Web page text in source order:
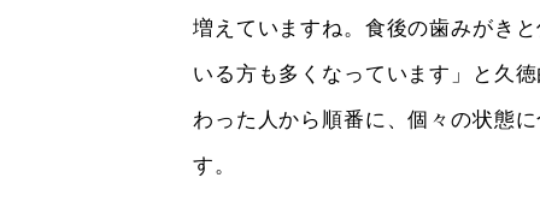
増えていますね。食後の歯みがき
いる方も多くなっています」と久
わった人から順番に、個々の状態
す。